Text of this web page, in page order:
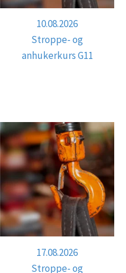
10.08.2026
Stroppe- og
anhukerkurs G11
17.08.2026
Stroppe- og